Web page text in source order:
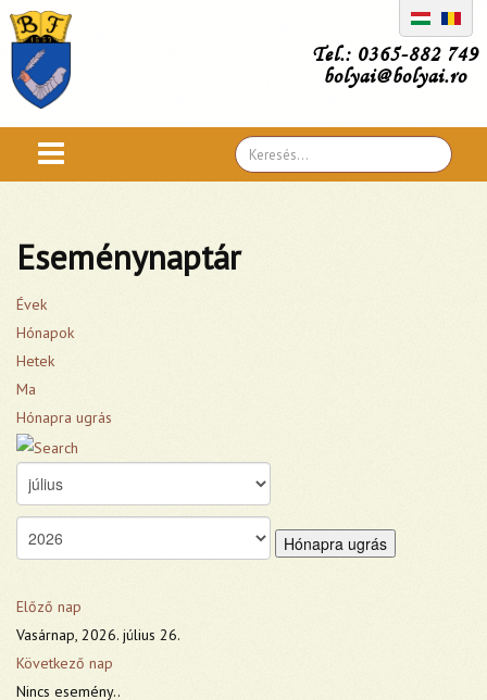
Tel.: 0365-882 749
bolyai@bolyai.ro
Search
...
Eseménynaptár
Évek
Hónapok
Hetek
Ma
Hónapra ugrás
Hónapra ugrás
Előző nap
Vasárnap, 2026. július 26.
Következő nap
Nincs esemény..